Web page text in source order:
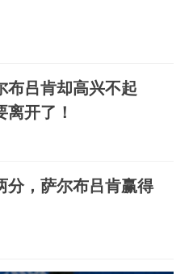
布吕肯却高兴不起
开了！
分，萨尔布吕肯赢得